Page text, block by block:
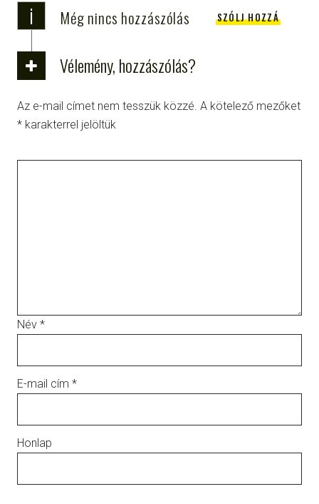
i Még nincs hozzászólás SZÓLJ HOZZÁ
Vélemény, hozzászólás?
Az e-mail címet nem tesszük közzé. A kötelező mezőket
* karakterrel jelöltük
Név *
E-mail cím *
Honlap